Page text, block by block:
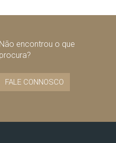
Não encontrou o que
procura?
FALE CONNOSCO